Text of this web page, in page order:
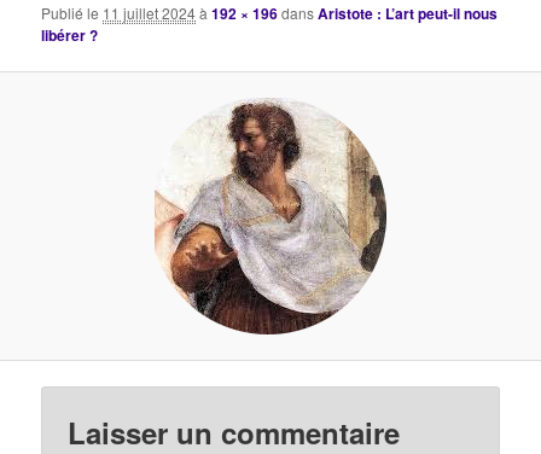
Publié le 11 juillet 2024à192 × 196dansAristote : L’art peut-il nous
libérer ?
Laisser un commentaire